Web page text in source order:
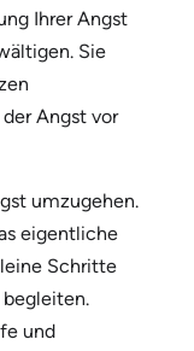
Ihrer Angst
Sie
Angst vor
umzugehen.
eigentliche
Schritte
und